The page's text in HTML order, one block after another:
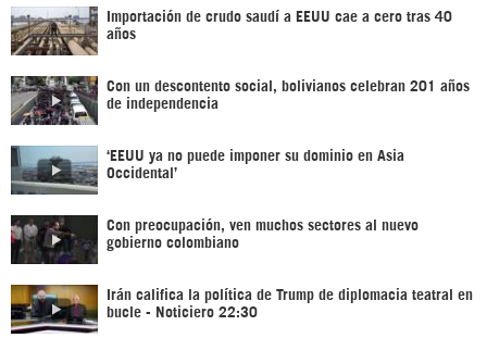
Importación de crudo saudí a EEUU cae a cero tras 40
años
Con un descontento social, bolivianos celebran 201 años
de independencia
‘EEUU ya no puede imponer su dominio en Asia
Occidental’
Con preocupación, ven muchos sectores al nuevo
gobierno colombiano
Irán califica la política de Trump de diplomacia teatral en
bucle - Noticiero 22:30